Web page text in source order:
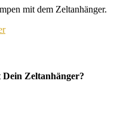
mit dem Zeltanhänger.
Dein Zeltanhänger?